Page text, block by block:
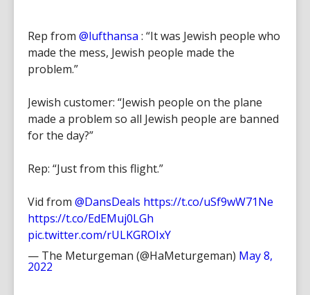
Rep from @lufthansa : “It was Jewish people who
made the mess, Jewish people made the
problem.”
Jewish customer: “Jewish people on the plane
made a problem so all Jewish people are banned
for the day?”
Rep: “Just from this flight.”
Vid from @DansDeals https://t.co/uSf9wW71Ne
https://t.co/EdEMuj0LGh
pic.twitter.com/rULKGROIxY
— The Meturgeman (@HaMeturgeman) May 8,
2022